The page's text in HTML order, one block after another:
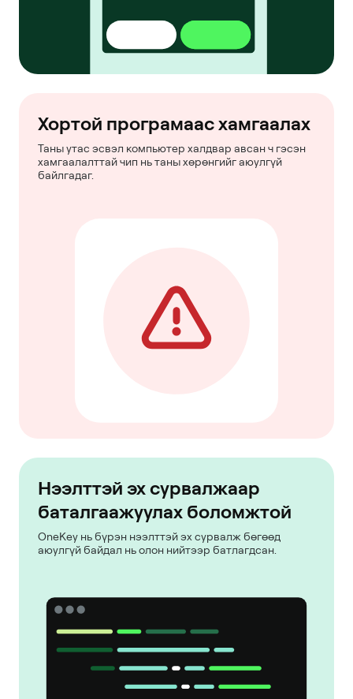
Хортой програмаас хамгаалах
Таны утас эсвэл компьютер халдвар авсан ч гэсэн
хамгаалалттай чип нь таны хөрөнгийг аюулгүй
байлгадаг.
Нээлттэй эх сурвалжаар
баталгаажуулах боломжтой
OneKey нь бүрэн нээлттэй эх сурвалж бөгөөд
аюулгүй байдал нь олон нийтээр батлагдсан.